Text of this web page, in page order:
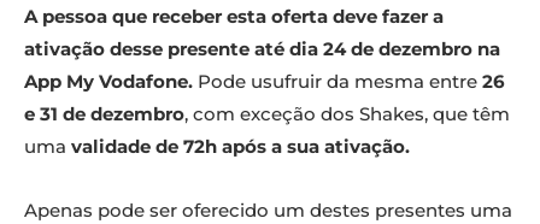
A pessoa que receber esta oferta deve fazer a
ativação desse presente até dia 24 de dezembro na
App My Vodafone. Pode usufruir da mesma entre 26
e 31 de dezembro, com exceção dos Shakes, que têm
uma validade de 72h após a sua ativação.
Apenas pode ser oferecido um destes presentes uma